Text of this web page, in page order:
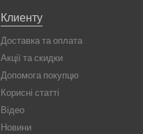
Клиенту
Доставка та оплата
Акції та скидки
Допомога покупцю
Корисні статті
Відео
Новини